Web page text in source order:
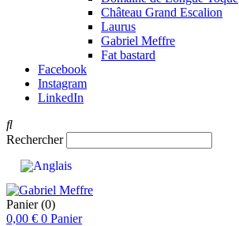
Château Grand Escalion
Laurus
Gabriel Meffre
Fat bastard
Facebook
Instagram
LinkedIn
Rechercher
Panier (0)
0,00 € 0 Panier